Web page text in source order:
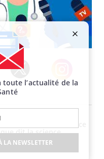
Twitter Instagram
que dit la science
toute l’actualité de la
LA NEWSLETTER